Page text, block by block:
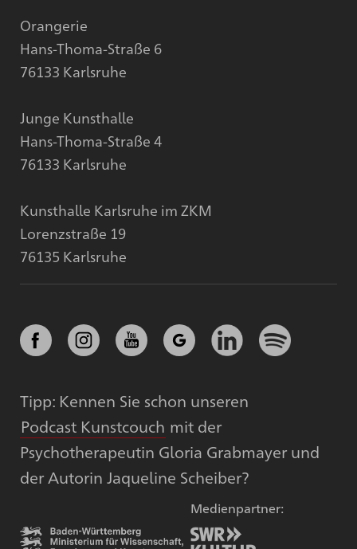
Orangerie
Hans-Thoma-Straße 6
76133 Karlsruhe
Junge Kunsthalle
Hans-Thoma-Straße 4
76133 Karlsruhe
Kunsthalle Karlsruhe im ZKM
Lorenzstraße 19
76135 Karlsruhe
Tipp: Kennen Sie schon unseren
Podcast Kunstcouch mit der
Psychotherapeutin Gloria Grabmayer und
der Autorin Jaqueline Scheiber?
Medienpartner: